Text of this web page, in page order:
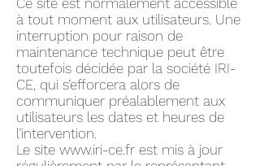
Ce site est normalement accessible
à tout moment aux utilisateurs. Une
interruption pour raison de
maintenance technique peut être
toutefois décidée par la société IRI-
CE, qui s’efforcera alors de
communiquer préalablement aux
utilisateurs les dates et heures de
l’intervention.
Le site www.iri-ce.fr est mis à jour